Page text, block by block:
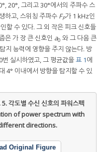
20°, 그리고 30°에서의 주파수 스
하고, 스위칭 주파수 FP가 1 kHz인
할 수 있다. 그 외 작은 피크 신호들
은 가 장 큰 신호인 a0 와 그 다음 큰
지 능력에 영향을 주지 않는다. 방
실시하였고, 그 평균값을표 1에
4° 이내에서 방향을 탐지할 수 있
5.각도별 수신 신호의 파워스펙
of power spectrum with
directions.
Original Figure